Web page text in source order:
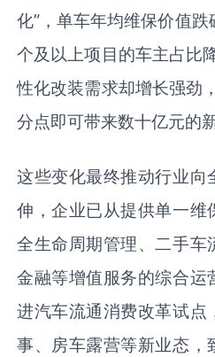
化”，单车年均维保价值
个及以上项目的车主占比
性化改装需求却增长强劲
分点即可带来数十亿元的
这些变化最终推动行业向
伸，企业已从提供单一维
全生命周期管理、二手车
金融等增值服务的综合运
进汽车流通消费改革试点
事、房车露营等新业态，